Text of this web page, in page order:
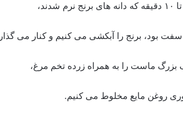
بود، برنج را آبکشی می کنیم و کنار می
بزرگ ماست را به همراه زرده تخم مرغ،